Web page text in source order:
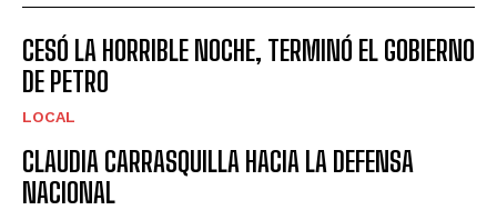
CESÓ LA HORRIBLE NOCHE, TERMINÓ EL GOBIERNO
DE PETRO
LOCAL
CLAUDIA CARRASQUILLA HACIA LA DEFENSA
NACIONAL